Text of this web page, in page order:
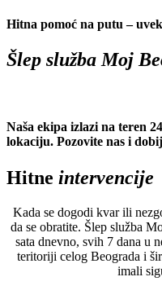
Hitna pomoć na putu –
Šlep služba Moj
Naša ekipa izlazi na teren
lokaciju. Pozovite nas i
Hitne intervencije
Kada se dogodi kvar ili
da se obratite. Šlep služba
sata dnevno, svih 7 dana u
teritoriji celog Beograda i
imali